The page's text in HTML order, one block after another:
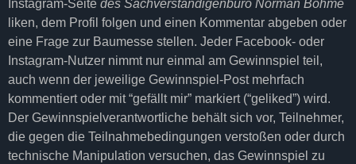
Instagram-Seite des Sachverständigenbüro Norman Böhme
liken, dem Profil folgen und einen Kommentar abgeben oder
eine Frage zur Baumesse stellen. Jeder Facebook- oder
Instagram-Nutzer nimmt nur einmal am Gewinnspiel teil,
auch wenn der jeweilige Gewinnspiel-Post mehrfach
kommentiert oder mit “gefällt mir” markiert (“geliked”) wird.
Der Gewinnspielverantwortliche behält sich vor, Teilnehmer,
die gegen die Teilnahmebedingungen verstoßen oder durch
technische Manipulation versuchen, das Gewinnspiel zu